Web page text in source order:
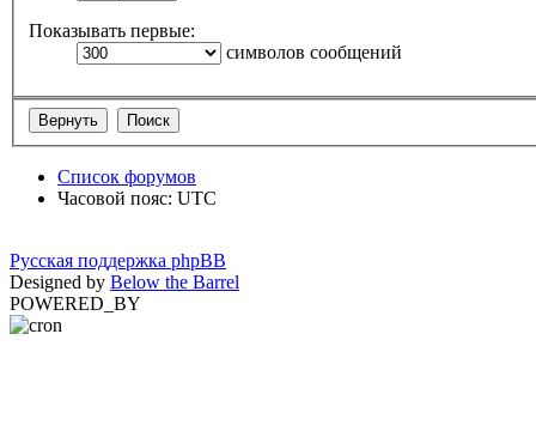
Показывать первые:
символов сообщений
Список форумов
Часовой пояс: UTC
Русская поддержка phpBB
Designed by Below the Barrel
POWERED_BY